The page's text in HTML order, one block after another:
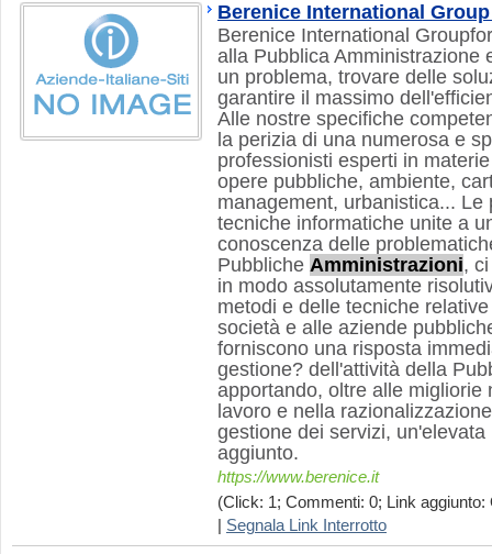
Berenice International
Berenice International
alla Pubblica Amministrazione
un problema, trovare delle
garantire il massimo
Alle nostre specifiche
la perizia di una numerosa e
professionisti esperti in
opere pubbliche, ambiente,
management, urbanistica... Le
tecniche informatiche unite a
conoscenza delle
Pubbliche Amministrazioni,
in modo assolutamente
metodi e delle tecniche
società e alle aziende
forniscono una risposta
gestione? dell'attività della
apportando, oltre alle migliorie
lavoro e nella
gestione dei servizi,
aggiunto.
https://www.berenice.it
(Click: 1; Commenti: 0; Link aggiunto:
Segnala Link Interrotto